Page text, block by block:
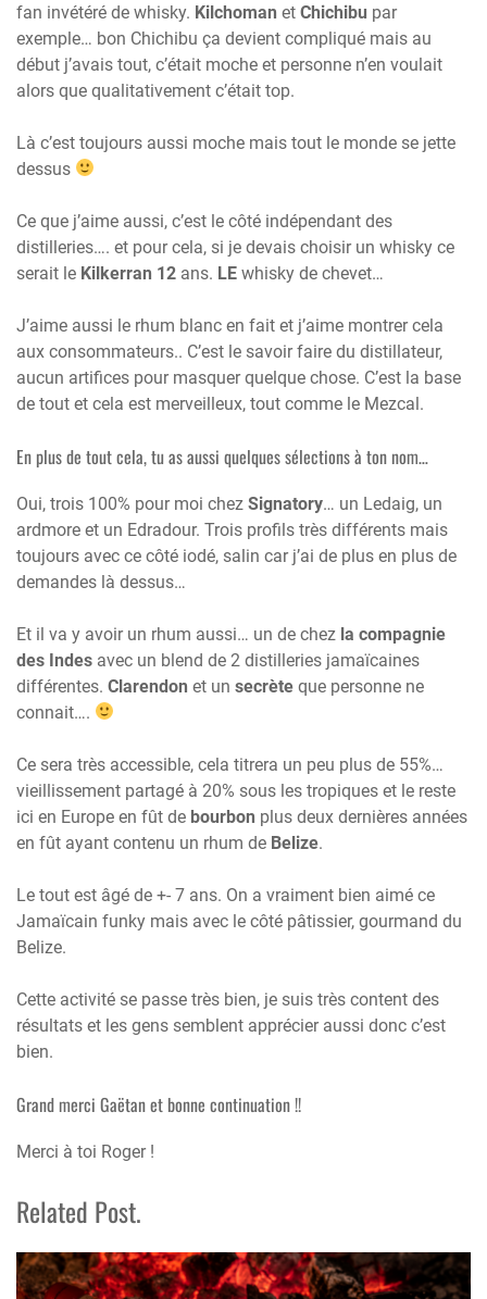
fan invétéré de whisky. Kilchoman et Chichibu par
exemple… bon Chichibu ça devient compliqué mais au
début j’avais tout, c’était moche et personne n’en voulait
alors que qualitativement c’était top.
Là c’est toujours aussi moche mais tout le monde se jette
dessus
Ce que j’aime aussi, c’est le côté indépendant des
distilleries…. et pour cela, si je devais choisir un whisky ce
serait le Kilkerran 12 ans. LE whisky de chevet…
J’aime aussi le rhum blanc en fait et j’aime montrer cela
aux consommateurs.. C’est le savoir faire du distillateur,
aucun artifices pour masquer quelque chose. C’est la base
de tout et cela est merveilleux, tout comme le Mezcal.
En plus de tout cela, tu as aussi quelques sélections à ton nom…
Oui, trois 100% pour moi chez Signatory… un Ledaig, un
ardmore et un Edradour. Trois profils très différents mais
toujours avec ce côté iodé, salin car j’ai de plus en plus de
demandes là dessus…
Et il va y avoir un rhum aussi… un de chez la compagnie
des Indes avec un blend de 2 distilleries jamaïcaines
différentes. Clarendon et un secrète que personne ne
connait….
Ce sera très accessible, cela titrera un peu plus de 55%…
vieillissement partagé à 20% sous les tropiques et le reste
ici en Europe en fût de bourbon plus deux dernières années
en fût ayant contenu un rhum de Belize.
Le tout est âgé de +- 7 ans. On a vraiment bien aimé ce
Jamaïcain funky mais avec le côté pâtissier, gourmand du
Belize.
Cette activité se passe très bien, je suis très content des
résultats et les gens semblent apprécier aussi donc c’est
bien.
Grand merci Gaëtan et bonne continuation !!
Merci à toi Roger !
Related Post.